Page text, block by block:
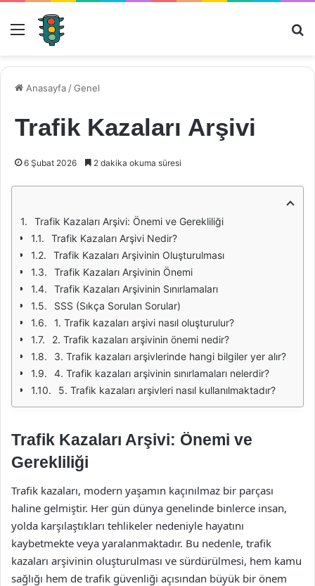
Menü
Anasayfa /Genel
Trafik Kazaları Arşivi
6 Şubat 2026 2 dakika okuma süresi
Trafik Kazaları Arşivi: Önemi ve Gerekliliği
Trafik Kazaları Arşivi Nedir?
Trafik Kazaları Arşivinin Oluşturulması
Trafik Kazaları Arşivinin Önemi
Trafik Kazaları Arşivinin Sınırlamaları
SSS (Sıkça Sorulan Sorular)
1. Trafik kazaları arşivi nasıl oluşturulur?
2. Trafik kazaları arşivinin önemi nedir?
3. Trafik kazaları arşivlerinde hangi bilgiler yer alır?
4. Trafik kazaları arşivinin sınırlamaları nelerdir?
5. Trafik kazaları arşivleri nasıl kullanılmaktadır?
Trafik Kazaları Arşivi: Önemi ve
Gerekliliği
Trafik kazaları, modern yaşamın kaçınılmaz bir parçası
haline gelmiştir. Her gün dünya genelinde binlerce insan,
yolda karşılaştıkları tehlikeler nedeniyle hayatını
kaybetmekte veya yaralanmaktadır. Bu nedenle, trafik
kazaları arşivinin oluşturulması ve sürdürülmesi, hem kamu
sağlığı hem de trafik güvenliği açısından büyük bir önem